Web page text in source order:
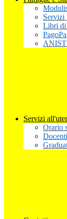
Servizi
Libri di
PagoPa
ANIST
Servizi
Orario